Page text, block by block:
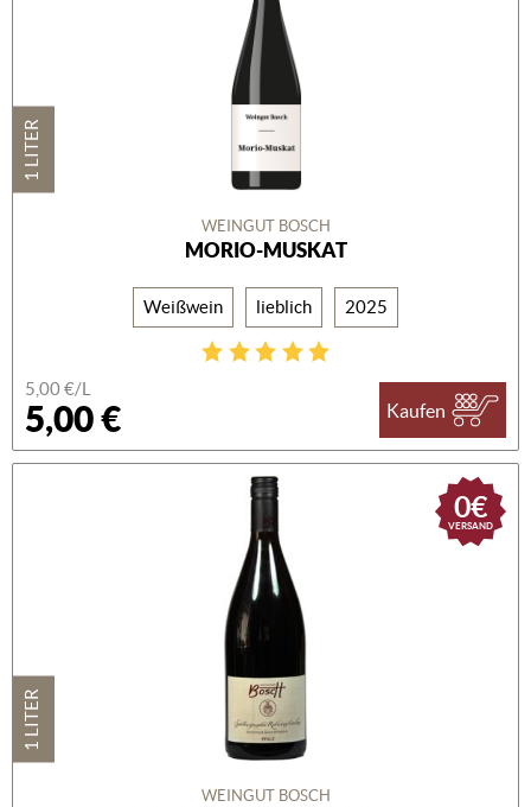
1 LITER
WEINGUT BOSCH
MORIO-MUSKAT
Weißwein lieblich 2025
5,00 €/L
5,00 € Kaufen
0€
VERSAND
1 LITER
WEINGUT BOSCH